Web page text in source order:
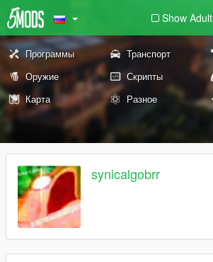
Show Adult
Программы Транспорт
Оружие
Скрипты
Карта
Разное
synicalgobrr